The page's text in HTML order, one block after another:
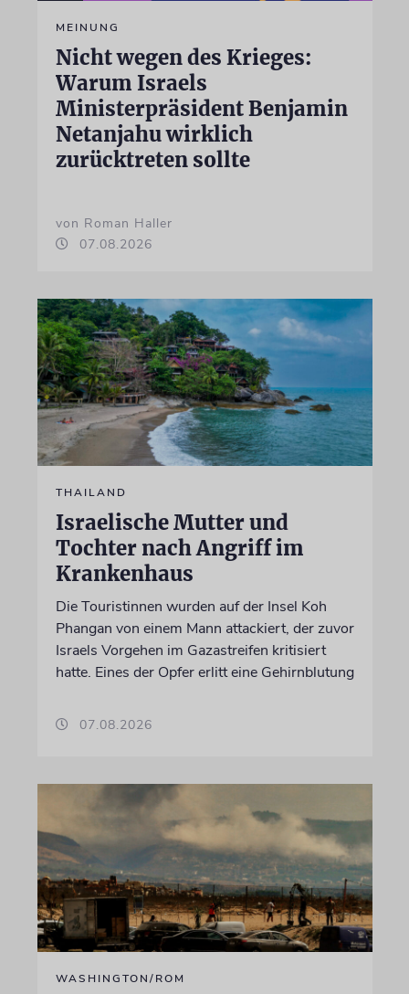
MEINUNG
Nicht wegen des Krieges:
Warum Israels
Ministerpräsident Benjamin
Netanjahu wirklich
zurücktreten sollte
von Roman Haller
07.08.2026
THAILAND
Israelische Mutter und
Tochter nach Angriff im
Krankenhaus
Die Touristinnen wurden auf der Insel Koh
Phangan von einem Mann attackiert, der zuvor
Israels Vorgehen im Gazastreifen kritisiert
hatte. Eines der Opfer erlitt eine Gehirnblutung
07.08.2026
WASHINGTON/ROM